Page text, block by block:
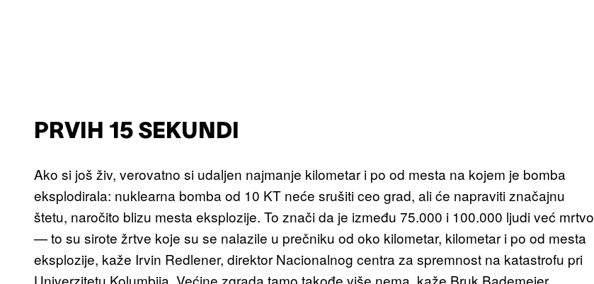
PRVIH 15 SEKUNDI
Ako si još živ, verovatno si udaljen najmanje kilometar i po od mesta na kojem je bomba
eksplodirala: nuklearna bomba od 10 KT neće srušiti ceo grad, ali će napraviti značajnu
štetu, naročito blizu mesta eksplozije. To znači da je između 75.000 i 100.000 ljudi već mrtvo
— to su sirote žrtve koje su se nalazile u prečniku od oko kilometar, kilometar i po od mesta
eksplozije, kaže Irvin Redlener, direktor Nacionalnog centra za spremnost na katastrofu pri